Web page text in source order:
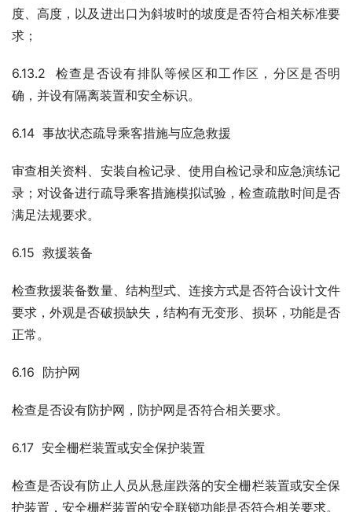
度、高度，以及进出口为斜坡时的坡度是否符合相关标准要
求；
6.13.2  检查是否设有排队等候区和工作区，分区是否明
确，并设有隔离装置和安全标识。
6.14  事故状态疏导乘客措施与应急救援
审查相关资料、安装自检记录、使用自检记录和应急演练记
录；对设备进行疏导乘客措施模拟试验，检查疏散时间是否
满足法规要求。
6.15  救援装备
检查救援装备数量、结构型式、连接方式是否符合设计文件
要求，外观是否破损缺失，结构有无变形、损坏，功能是否
正常。
6.16  防护网
检查是否设有防护网，防护网是否符合相关要求。
6.17  安全栅栏装置或安全保护装置
检查是否设有防止人员从悬崖跌落的安全栅栏装置或安全保
护装置，安全栅栏装置的安全联锁功能是否符合相关要求。